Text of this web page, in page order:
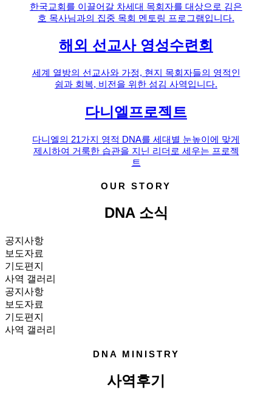
한국교회를 이끌어갈 차세대 목회자를 대상으로 김은
호 목사님과의 집중 목회 멘토링 프로그램입니다.
해외 선교사 영성수련회
세계 열방의 선교사와 가정, 현지 목회자들의 영적인
쉼과 회복, 비전을 위한 섬김 사역입니다.
다니엘프로젝트
다니엘의 21가지 영적 DNA를 세대별 눈높이에 맞게
제시하여 거룩한 습관을 지닌 리더로 세우는 프로젝
트
OUR STORY
DNA 소식
공지사항
보도자료
기도편지
사역 갤러리
공지사항
보도자료
기도편지
사역 갤러리
DNA MINISTRY
사역후기